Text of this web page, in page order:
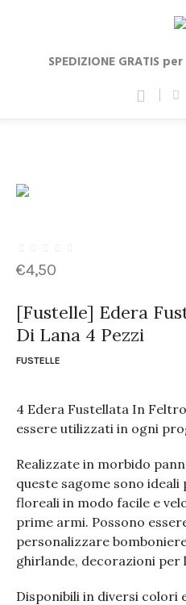
SPEDIZIONE GRATIS
€4,50
[Fustelle] Edera
Di Lana 4 Pezzi
FUSTELLE
4 Edera Fustellata In
essere utilizzati in ogni
Realizzate in morbido
queste sagome sono
floreali in modo facile e
prime armi. Possono
personalizzare
ghirlande, decorazioni per
Disponibili in diversi colori